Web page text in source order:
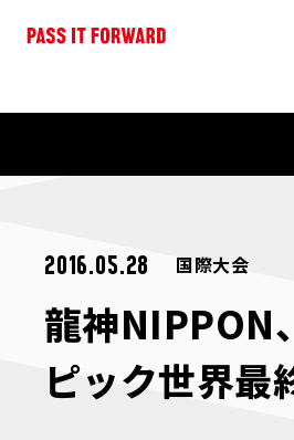
2016.05.28 国際大会
龍神NIPPON
ピック世界最